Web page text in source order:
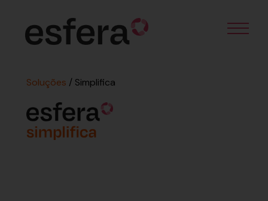
Soluções / Simplifica